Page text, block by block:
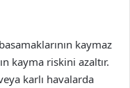
kaymaz
kayma riskini azaltır.
karlı havalarda